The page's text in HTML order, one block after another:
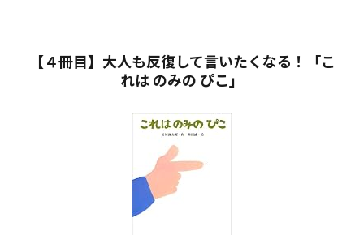
【４冊目】大人も反復して言いたくなる！「こ
れは のみの ぴこ」